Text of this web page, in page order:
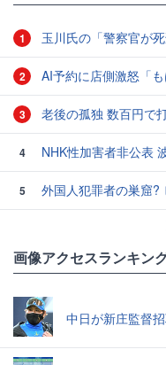
1 玉川氏の「警察官が
2 AI予約に店側激怒「も
3 老後の孤独 数百円で
4 NHK性加害者非公表
5
外国人犯罪者の巣窟?
画像アクセスランキン
中日が新庄監督